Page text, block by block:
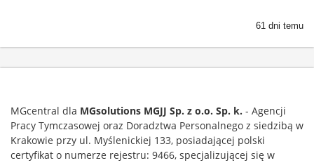
61 dni temu
MGcentral dla MGsolutions MGJJ Sp. z o.o. Sp. k. - Agencji
Pracy Tymczasowej oraz Doradztwa Personalnego z siedzibą w
Krakowie przy ul. Myślenickiej 133, posiadającej polski
certyfikat o numerze rejestru: 9466, specjalizującej się w